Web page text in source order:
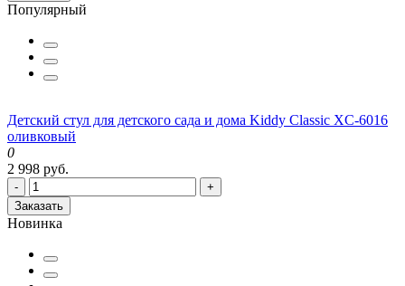
Популярный
Детский стул для детского сада и дома Kiddy Classic XC-6016
оливковый
0
2 998 руб.
-
+
Заказать
Новинка